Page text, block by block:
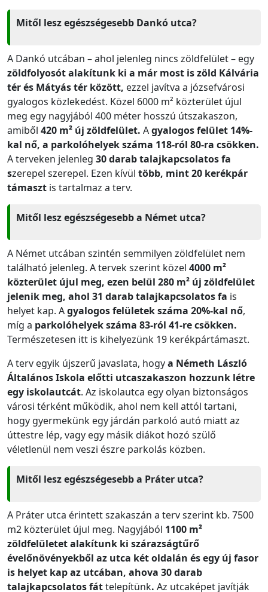
Mitől lesz egészségesebb Dankó utca?
A Dankó utcában – ahol jelenleg nincs zöldfelület – egy
zöldfolyosót alakítunk ki a már most is zöld Kálvária
tér és Mátyás tér között, ezzel javítva a józsefvárosi
gyalogos közlekedést. Közel 6000 m² közterület újul
meg egy nagyjából 400 méter hosszú útszakaszon,
amiből 420 m² új zöldfelület. Agyalogos felület 14%-
kal nő, a parkolóhelyek száma 118-ról 80-ra csökken.
A terveken jelenleg 30 darab talajkapcsolatos fa
szerepel szerepel. Ezen kívül több, mint 20 kerékpár
támaszt is tartalmaz a terv.
Mitől lesz egészségesebb a Német utca?
A Német utcában szintén semmilyen zöldfelület nem
található jelenleg. A tervek szerint közel 4000 m²
közterület újul meg, ezen belül 280 m² új zöldfelület
jelenik meg, ahol 31 darab talajkapcsolatos fa is
helyet kap. Agyalogos felületek száma 20%-kal nő,
míg a parkolóhelyek száma 83-ról 41-re csökken.
Természetesen itt is kihelyezünk 19 kerékpártámaszt.
A terv egyik újszerű javaslata, hogya Németh László
Általános Iskola előtti utcaszakaszon hozzunk létre
egy iskolautcát. Az iskolautca egy olyan biztonságos
városi térként működik, ahol nem kell attól tartani,
hogy gyermekünk egy járdán parkoló autó miatt az
úttestre lép, vagy egy másik diákot hozó szülő
véletlenül nem veszi észre parkolás közben.
Mitől lesz egészségesebb a Práter utca?
A Práter utca érintett szakaszán a terv szerint kb. 7500
m2 közterület újul meg. Nagyjából 1100 m²
zöldfelületet alakítunk ki szárazságtűrő
évelőnövényekből az utca két oldalán és egy új fasor
is helyet kap az utcában, ahova 30 darab
talajkapcsolatos fáttelepítünk. Az utcaképet javítják